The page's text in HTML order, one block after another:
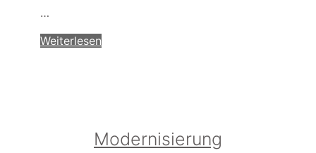
…
Weiterlesen
Modernisierung